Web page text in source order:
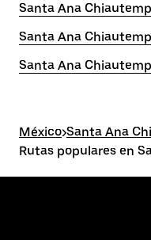
Santa Ana
Santa Ana
Santa Ana
México>Santa Ana
Rutas populares en